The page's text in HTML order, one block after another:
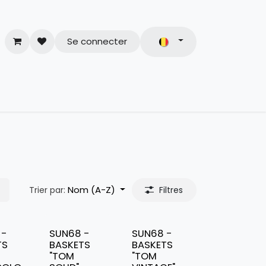
Se connecter
Trier par: Nom (A-Z) Filtres
-
SUN68 -
BASKETS
"TOM
SUN68 -
BASKETS
"TOM